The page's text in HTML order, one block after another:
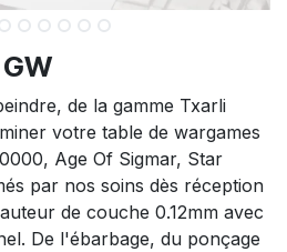
de la gamme Txarli
votre table de wargames
Age Of Sigmar, Star
par nos soins dès réception
de couche 0.12mm avec
De l'ébarbage, du ponçage